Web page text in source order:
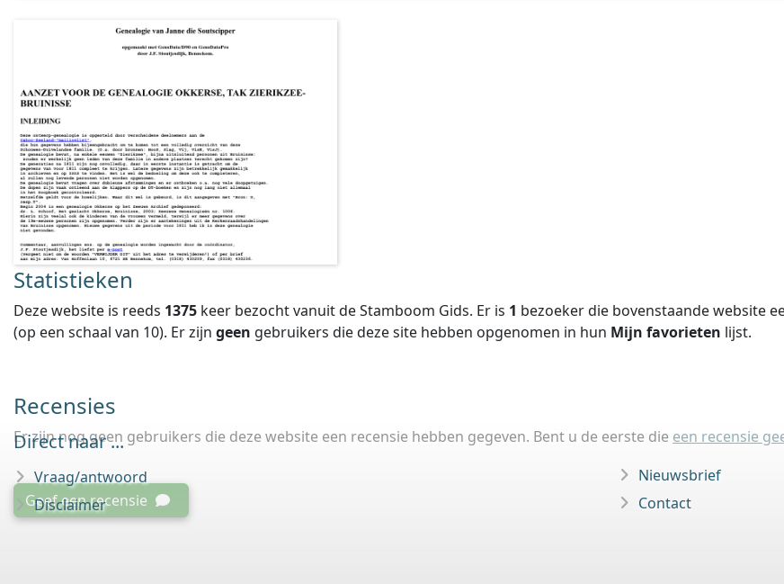
Statistieken
Deze website is reeds 1375 keer bezocht vanuit de Stamboom Gids. Er is 1 bezoeker die bovenstaande website
(op een schaal van 10). Er zijn geen gebruikers die deze site hebben opgenomen in hun Mijn favorieten lijst.
Recensies
Er zijn nog geen gebruikers die deze website een recensie hebben gegeven. Bent u de eerste die een recensie
Geef een recensie
Direct naar ...
Vraag/antwoord
Disclaimer
Nieuwsbrief
Contact